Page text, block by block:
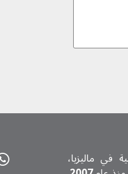
في ماليزيا،